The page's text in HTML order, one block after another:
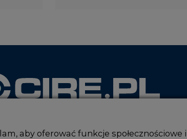
aby oferować funkcje
partnerom społecznościowym,